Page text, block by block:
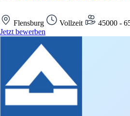
Flensburg Vollzeit 45000 -
Jetzt bewerben